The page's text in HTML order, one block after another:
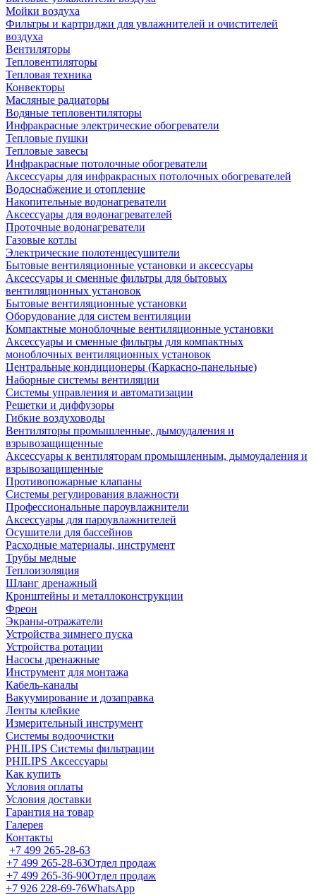
Мойки воздуха
Фильтры и картриджи для увлажнителей и очистителей
воздуха
Вентиляторы
Тепловентиляторы
Тепловая техника
Конвекторы
Масляные радиаторы
Водяные тепловентиляторы
Инфракрасные электрические обогреватели
Тепловые пушки
Тепловые завесы
Инфракрасные потолочные обогреватели
Аксессуары для инфракрасных потолочных обогревателей
Водоснабжение и отопление
Накопительные водонагреватели
Аксессуары для водонагревателей
Проточные водонагреватели
Газовые котлы
Электрические полотенцесушители
Бытовые вентиляционные установки и аксессуары
Аксессуары и сменные фильтры для бытовых
вентиляционных установок
Бытовые вентиляционные установки
Оборудование для систем вентиляции
Компактные моноблочные вентиляционные установки
Аксессуары и сменные фильтры для компактных
моноблочных вентиляционных установок
Центральные кондиционеры (Каркасно-панельные)
Наборные системы вентиляции
Системы управления и автоматизации
Решетки и диффузоры
Гибкие воздуховоды
Вентиляторы промышленные, дымоудаления и
взрывозащищенные
Аксессуары к вентиляторам промышленным, дымоудаления и
взрывозащищенные
Противопожарные клапаны
Системы регулирования влажности
Профессиональные пароувлажнители
Аксессуары для пароувлажнителей
Осушители для бассейнов
Расходные материалы, инструмент
Трубы медные
Теплоизоляция
Шланг дренажный
Кронштейны и металлоконструкции
Фреон
Экраны-отражатели
Устройства зимнего пуска
Устройства ротации
Насосы дренажные
Инструмент для монтажа
Кабель-каналы
Вакуумирование и дозаправка
Ленты клейкие
Измерительный инструмент
Системы водоочистки
PHILIPS Системы фильтрации
PHILIPS Аксессуары
Как купить
Условия оплаты
Условия доставки
Гарантия на товар
Галерея
Контакты
+7 499 265-28-63
+7 499 265-28-63Отдел продаж
+7 499 265-36-90Отдел продаж
+7 926 228-69-76WhatsApp